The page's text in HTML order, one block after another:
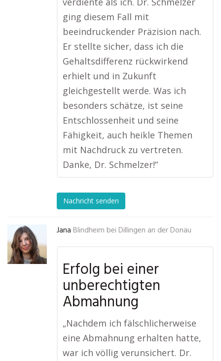
ging diesem Fall mit
beeindruckender Präzision nach.
Er stellte sicher, dass ich die
Gehaltsdifferenz rückwirkend
erhielt und in Zukunft
gleichgestellt werde. Was ich
besonders schätze, ist seine
Entschlossenheit und seine
Fähigkeit, auch heikle Themen
mit Nachdruck zu vertreten.
Danke, Dr. Schmelzer!“
Nachricht senden
Jana Blindheim bei Dillingen an der Donau
Erfolg bei einer
unberechtigten
Abmahnung
„Nachdem ich fälschlicherweise
eine Abmahnung erhalten hatte,
war ich völlig verunsichert. Dr.